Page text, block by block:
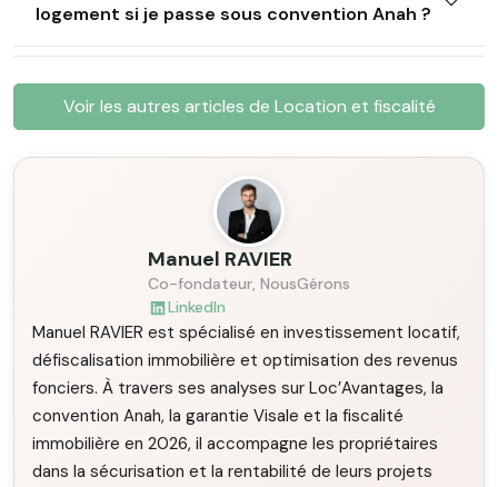
logement si je passe sous convention Anah ?
Voir les autres articles de Location et fiscalité
Manuel RAVIER
Co-fondateur, NousGérons
LinkedIn
Manuel RAVIER est spécialisé en investissement locatif,
défiscalisation immobilière et optimisation des revenus
fonciers. À travers ses analyses sur Loc’Avantages, la
convention Anah, la garantie Visale et la fiscalité
immobilière en 2026, il accompagne les propriétaires
dans la sécurisation et la rentabilité de leurs projets